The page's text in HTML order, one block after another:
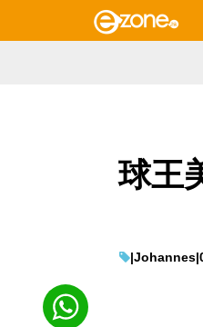
球王
|Johannes|